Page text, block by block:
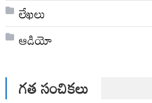
లేఖలు
ఆడియో
గత సంచికలు